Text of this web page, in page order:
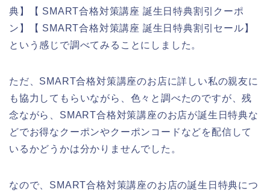
典】【 SMART合格対策講座 誕生日特典割引クーポ
ン】【 SMART合格対策講座 誕生日特典割引セール】
という感じで調べてみることにしました。
ただ、SMART合格対策講座のお店に詳しい私の親友に
も協力してもらいながら、色々と調べたのですが、残
念ながら、SMART合格対策講座のお店が誕生日特典な
どでお得なクーポンやクーポンコードなどを配信して
いるかどうかは分かりませんでした。
なので、SMART合格対策講座のお店の誕生日特典につ